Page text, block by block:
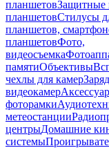
планшетовЗащитные
планшетовСтилусы
планшетов,
планшетовФото,
видеосъемка
памятиОбъективы
чехлы для камер
видеокамер
фоторамки
метеостанции
центрыДомашние
системы